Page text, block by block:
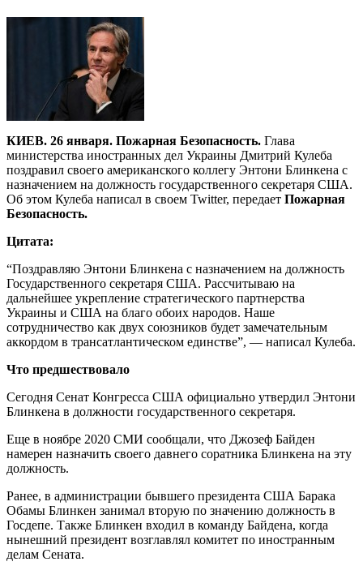
КИЕВ. 26 января. Пожарная Безопасность. Глава
министерства иностранных дел Украины Дмитрий Кулеба
поздравил своего американского коллегу Энтони Блинкена с
назначением на должность государственного секретаря США.
Об этом Кулеба написал в своем Twitter, передает Пожарная
Безопасность.
Цитата:
“Поздравляю Энтони Блинкена с назначением на должность
Государственного секретаря США. Рассчитываю на
дальнейшее укрепление стратегического партнерства
Украины и США на благо обоих народов. Наше
сотрудничество как двух союзников будет замечательным
аккордом в трансатлантическом единстве”, — написал Кулеба.
Что предшествовало
Сегодня Сенат Конгресса США официально утвердил Энтони
Блинкена в должности государственного секретаря.
Еще в ноябре 2020 СМИ сообщали, что Джозеф Байден
намерен назначить своего давнего соратника Блинкена на эту
должность.
Ранее, в администрации бывшего президента США Барака
Обамы Блинкен занимал вторую по значению должность в
Госдепе. Также Блинкен входил в команду Байдена, когда
нынешний президент возглавлял комитет по иностранным
делам Сената.